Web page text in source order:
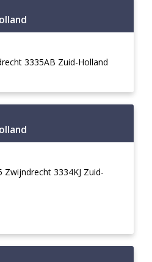
3335AB Zuid-Holland
3334KJ Zuid-